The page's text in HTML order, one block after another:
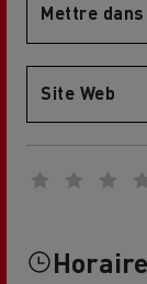
Mettre
Site Web